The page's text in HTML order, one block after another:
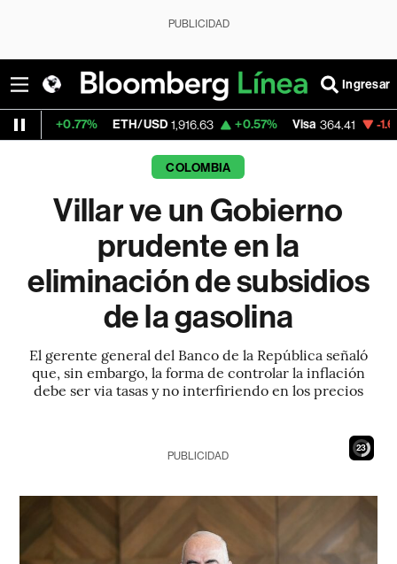
PUBLICIDAD
Ingresar
ETH/USD 1,916.63 +0.57% Visa 364.41 -1.64%
COLOMBIA
Villar ve un Gobierno
prudente en la
eliminación de subsidios
de la gasolina
El gerente general del Banco de la República señaló
que, sin embargo, la forma de controlar la inflación
debe ser via tasas y no interfiriendo en los precios
21
PUBLICIDAD